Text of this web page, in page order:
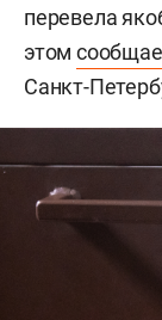
перевела
этом
Санкт-